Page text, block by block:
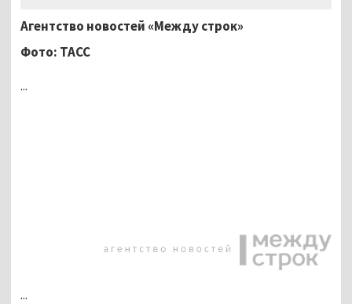
Агентство новостей «Между строк»
Фото: ТАСС
...
...